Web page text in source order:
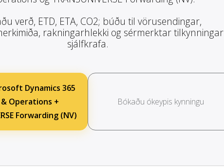
verð, ETD, ETA, CO2; búðu til vörusendingar,
rakningarhlekki og sérmerktar tilkynningar
sjálfkrafa.
Dynamics 365
& Operations +
Forwarding (NV)
Bókaðu ókeypis kynningu